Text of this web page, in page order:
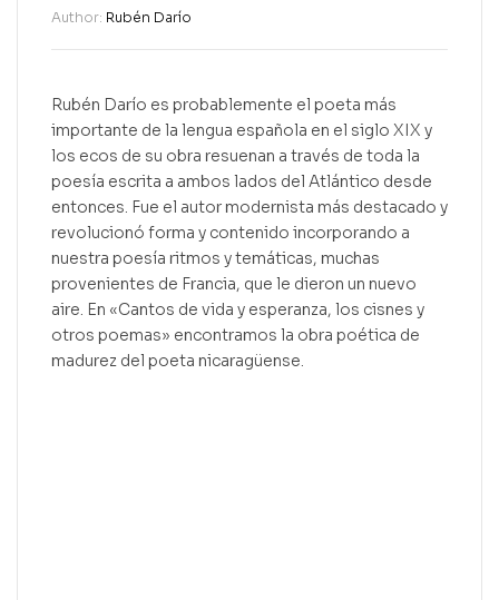
Author: Rubén Darío
Rubén Darío es probablemente el poeta más
importante de la lengua española en el siglo XIX y
los ecos de su obra resuenan a través de toda la
poesía escrita a ambos lados del Atlántico desde
entonces. Fue el autor modernista más destacado y
revolucionó forma y contenido incorporando a
nuestra poesía ritmos y temáticas, muchas
provenientes de Francia, que le dieron un nuevo
aire. En «Cantos de vida y esperanza, los cisnes y
otros poemas» encontramos la obra poética de
madurez del poeta nicaragüense.